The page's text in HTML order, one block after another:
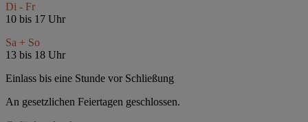
Di - Fr
10 bis 17 Uhr
Sa + So
13 bis 18 Uhr
Einlass bis eine Stunde vor Schließung
An gesetzlichen Feiertagen geschlossen.